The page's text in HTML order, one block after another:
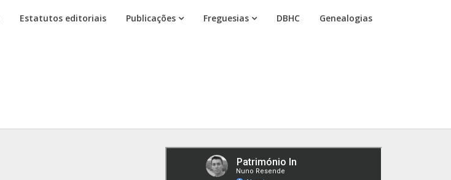
Estatutos editoriais Publicações Freguesias DBHC Genealogias